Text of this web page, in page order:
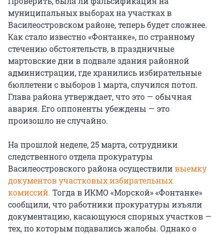
муниципальных выборах на участках в
Василеостровском районе, теперь будет сложнее.
Как стало известно «Фонтанке», по странному
стечению обстоятельств, в праздничные
мартовские дни в подвале здания районной
администрации, где хранились избирательные
бюллетени с выборов 1 марта, случился потоп.
Глава района утверждает, что это — обычная
авария. Его оппоненты убеждены — это
произошло не случайно.
На прошлой неделе, 25 марта, сотрудники
следственного отдела прокуратуры
Василеостровского района осуществиливыемку
документов участковых избирательных
комиссий. Тогда в ИКМО «Морской» «Фонтанке»
сообщили, что работники прокуратуры изъяли
документацию, касающуюся спорных участков —
тех, по которым подавались жалобы. Однако о